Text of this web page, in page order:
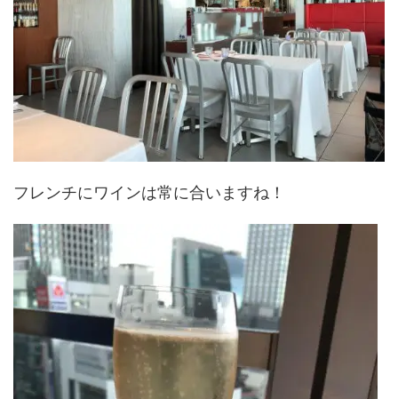
フレンチにワインは常に合いますね！